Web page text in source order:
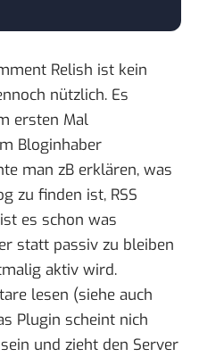
Relish ist kein
nützlich. Es
ersten Mal
Bloginhaber
man zB erklären, was
zu finden ist, RSS
es schon was
statt passiv zu bleiben
aktiv wird.
lesen (siehe auch
Plugin scheint nich
und zieht den Server